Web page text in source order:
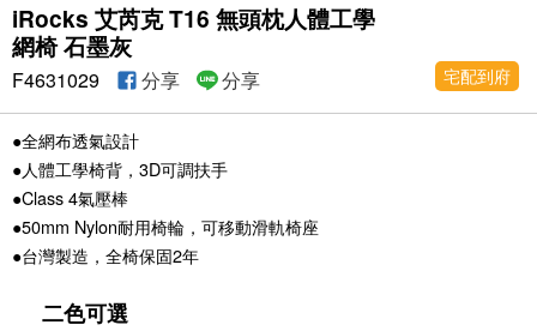
iRocks 艾芮克 T16 無頭枕人體工學
網椅 石墨灰
宅配到府
F4631029 分享 分享
●全網布透氣設計
●人體工學椅背，3D可調扶手
●Class 4氣壓棒
●50mm Nylon耐用椅輪，可移動滑軌椅座
●台灣製造，全椅保固2年
二色可選